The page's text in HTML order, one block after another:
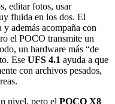
editar fotos, usar
fluida en los dos. El
además acompaña con
el POCO transmite un
un hardware más “de
Ese UFS 4.1 ayuda a que
con archivos pesados,
nivel, pero el POCO X8